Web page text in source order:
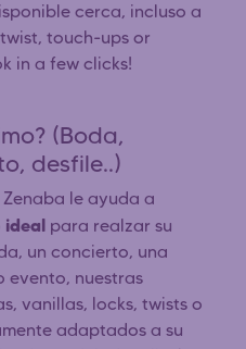
cerca, incluso a
touch-ups or
in a few clicks!
(Boda,
desfile..)
le ayuda a
ideal para realzar su
un concierto, una
nuestras
vanillas, locks, twists o
adaptados a su